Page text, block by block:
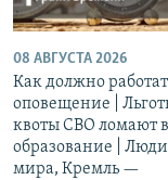
08 АВГУСТА 2026
Как должно
оповещение |
квоты СВО ломают
образование | Люди
мира, Кремль —